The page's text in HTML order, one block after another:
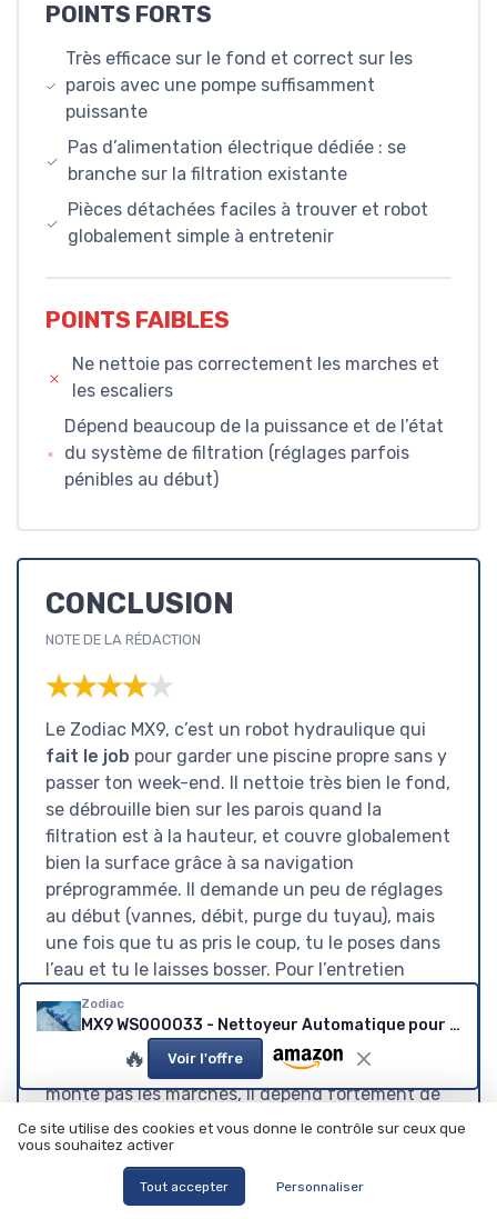
POINTS FORTS
Très efficace sur le fond et correct sur les
parois avec une pompe suffisamment
puissante
Pas d’alimentation électrique dédiée : se
branche sur la filtration existante
Pièces détachées faciles à trouver et robot
globalement simple à entretenir
POINTS FAIBLES
Ne nettoie pas correctement les marches et
les escaliers
Dépend beaucoup de la puissance et de l’état
du système de filtration (réglages parfois
pénibles au début)
CONCLUSION
NOTE DE LA RÉDACTION
★★★★★
★★★★★
Le Zodiac MX9, c’est un robot hydraulique qui
fait le job pour garder une piscine propre sans y
passer ton week-end. Il nettoie très bien le fond,
se débrouille bien sur les parois quand la
filtration est à la hauteur, et couvre globalement
bien la surface grâce à sa navigation
préprogrammée. Il demande un peu de réglages
au début (vannes, débit, purge du tuyau), mais
une fois que tu as pris le coup, tu le poses dans
l’eau et tu le laisses bosser. Pour l’entretien
courant d’une piscine jusqu’à 10-12 m de long, il
est franchement pas mal.
Par contre, ce n’est pas un robot magique. Il ne
monte pas les marches, il dépend fortement de
la puissance de ta pompe, et il ne rattrapera
pas une piscine laissée à l’abandon pendant des
semaines avec des algues partout. Il faut aussi
accepter l’idée de changer des pièces d’usure
Zodiac
MX9 WS000033 - Nettoyeur Automatique pour piscines jusqu'à 12x6 m - Piscines enterrées ou Hors Sol à parois rigides - Brossage cyclonique - Système de Traction par Courroies - Nettoie Fond, parois 72m2
🔥 Voir l'offre
Ce site utilise des cookies et vous donne le contrôle sur ceux que
vous souhaitez activer
Tout accepter Personnaliser